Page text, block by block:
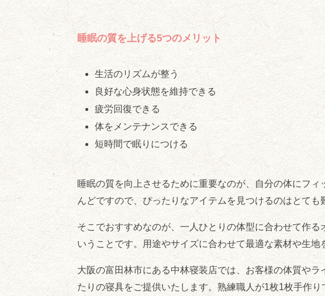
睡眠の質を上げる5つのメリット
生活のリズムが整う
良好な心身状態を維持できる
疲労回復できる
体をメンテナンスできる
短時間で眠りにつける
睡眠の質を向上させるために重要なのが、自分の体にフ
んどですので、ぴったりなアイテムを見つけるのはとても
そこでおすすめなのが、一人ひとりの体型に合わせて作
いうことです。用途やサイズに合わせて最適な素材や生
大阪の富田林市にある中林寝装店では、お客様の体質や
たりの寝具をご提供いたします。熟練職人が1枚1枚手作